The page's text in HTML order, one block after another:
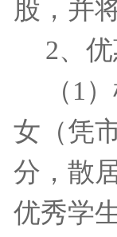
股，并
2、
（ 1
女（凭
分，散
优秀学